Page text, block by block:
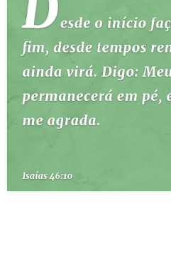
ESBOÇOS DE PREGAÇÃO
TEMAS
PERGUNTE À BÍBLIA IA
QUEM SOMOS